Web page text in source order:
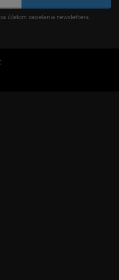
za účelom zasielania newslettera.